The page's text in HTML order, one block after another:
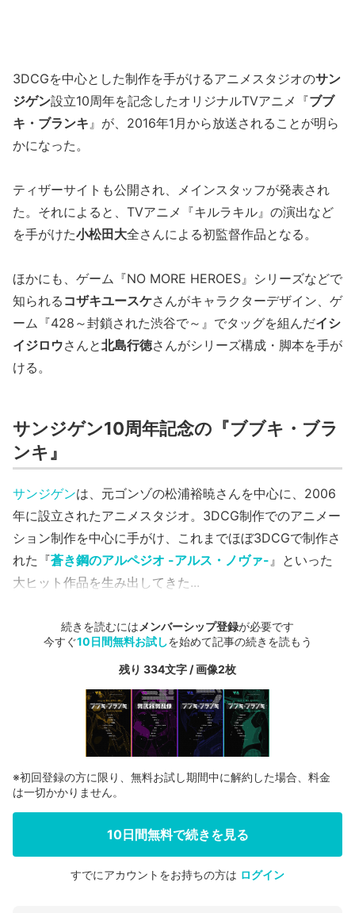
3DCGを中心とした制作を手がけるアニメスタジオのサン
ジゲン設立10周年を記念したオリジナルTVアニメ『ブブ
キ・ブランキ』が、2016年1月から放送されることが明ら
かになった。
ティザーサイトも公開され、メインスタッフが発表され
た。それによると、TVアニメ『キルラキル』の演出など
を手がけた小松田大全さんによる初監督作品となる。
ほかにも、ゲーム『NO MORE HEROES』シリーズなどで
知られる コザキユースケさんがキャラクターデザイン、ゲ
ーム『428～封鎖された渋谷で～』でタッグを組んだイシ
イジロウさんと北島行徳さんがシリーズ構成・脚本を手が
ける。
サンジゲン10周年記念の『ブブキ・ブラ
ンキ』
サンジゲンは、元ゴンゾの松浦裕暁さんを中心に、2006
年に設立されたアニメスタジオ。3DCG制作でのアニメー
ション制作を中心に手がけ、これまでほぼ3DCGで制作さ
れた『蒼き鋼のアルペジオ -アルス・ノヴァ-』といった
大ヒット作品を生み出してきた...
続きを読むにはメンバーシップ登録が必要です
今すぐ10日間無料お試しを始めて記事の続きを読もう
残り 334文字 / 画像2枚
会員登録する
※初回登録の方に限り、無料お試し期間中に解約した場合、料金
は一切かかりません。
10日間無料で続きを見る
すでにアカウントをお持ちの方は ログイン